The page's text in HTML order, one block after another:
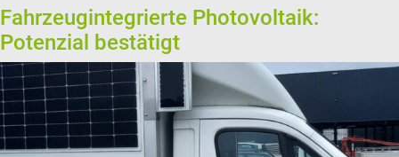
Fahrzeugintegrierte Photovoltaik:
Potenzial bestätigt